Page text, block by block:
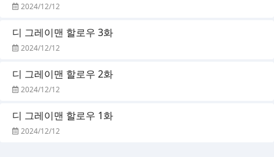
2024/12/12
디 그레이맨 할로우 3화
2024/12/12
디 그레이맨 할로우 2화
2024/12/12
디 그레이맨 할로우 1화
2024/12/12